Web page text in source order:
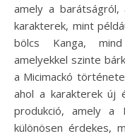
amely a
karakterek, mint
bölcs Kanga,
amelyekkel szinte
a Micimackó
ahol a karakterek új
produkció, amely a
különösen érdekes,